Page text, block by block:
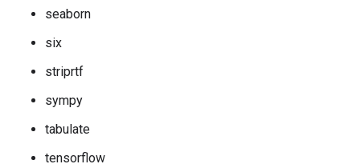
seaborn
six
striprtf
sympy
tabulate
tensorflow